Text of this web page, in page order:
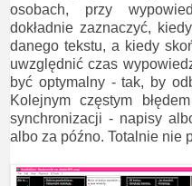
osobach, przy
dokładnie zaznaczyć,
danego tekstu, a kiedy
uwzględnić czas
być optymalny - tak, by
Kolejnym częstym
synchronizacji - napisy
albo za późno. Totalnie nie